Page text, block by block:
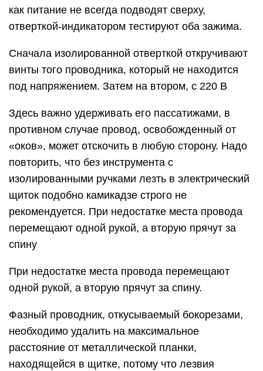
как питание не всегда подводят сверху,
отверткой-индикатором тестируют оба зажима.
Сначала изолированной отверткой откручивают
винты того проводника, который не находится
под напряжением. Затем на втором, с 220 В
Здесь важно удерживать его пассатижами, в
противном случае провод, освобожденный от
«оков», может отскочить в любую сторону. Надо
повторить, что без инструмента с
изолированными ручками лезть в электрический
щиток подобно камикадзе строго не
рекомендуется. При недостатке места провода
перемещают одной рукой, а вторую прячут за
спину
При недостатке места провода перемещают
одной рукой, а вторую прячут за спину.
Фазный проводник, откусываемый бокорезами,
необходимо удалить на максимальное
расстояние от металлической планки,
находящейся в щитке, потому что лезвия